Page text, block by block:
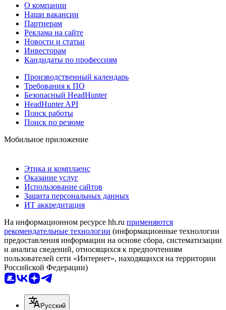
О компании
Наши вакансии
Партнерам
Реклама на сайте
Новости и статьи
Инвесторам
Кандидаты по профессиям
Производственный календарь
Требования к ПО
Безопасный HeadHunter
HeadHunter API
Поиск работы
Поиск по резюме
Мобильное приложение
Этика и комплаенс
Оказание услуг
Использование сайтов
Защита персональных данных
ИТ аккредитация
На информационном ресурсе hh.ru применяются
рекомендательные технологии (информационные технологии
предоставления информации на основе сбора, систематизации
и анализа сведений, относящихся к предпочтениям
пользователей сети «Интернет», находящихся на территории
Российской Федерации)
Русский